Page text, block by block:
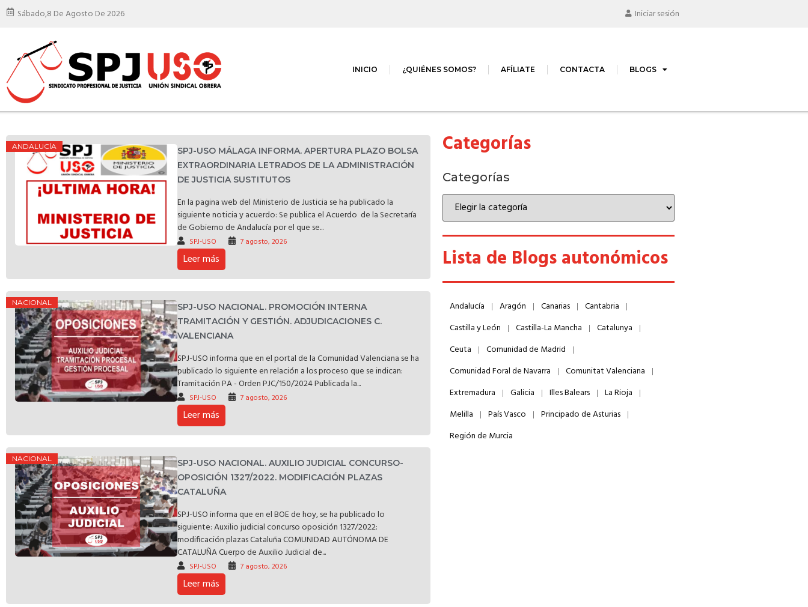
Sábado,8 De Agosto De 2026 Iniciar sesión
INICIO ¿QUIÉNES SOMOS? AFÍLIATE CONTACTA BLOGS
ANDALUCÍA
SPJ-USO MÁLAGA INFORMA. APERTURA PLAZO BOLSA
EXTRAORDINARIA LETRADOS DE LA ADMINISTRACIÓN
DE JUSTICIA SUSTITUTOS
En la pagina web del Ministerio de Justicia se ha publicado la
siguiente noticia y acuerdo: Se publica el Acuerdo de la Secretaría
de Gobierno de Andalucía por el que se...
SPJ-USO 7 agosto, 2026
Leer más
NACIONAL
SPJ-USO NACIONAL. PROMOCIÓN INTERNA
TRAMITACIÓN Y GESTIÓN. ADJUDICACIONES C.
VALENCIANA
SPJ-USO informa que en el portal de la Comunidad Valenciana se ha
publicado lo siguiente en relación a los proceso que se indican:
Tramitación PA - Orden PJC/150/2024 Publicada la...
SPJ-USO 7 agosto, 2026
Leer más
NACIONAL
SPJ-USO NACIONAL. AUXILIO JUDICIAL CONCURSO-
OPOSICIÓN 1327/2022. MODIFICACIÓN PLAZAS
CATALUÑA
SPJ-USO informa que en el BOE de hoy, se ha publicado lo
siguiente: Auxilio judicial concurso oposición 1327/2022:
modificación plazas Cataluña COMUNIDAD AUTÓNOMA DE
CATALUÑA Cuerpo de Auxilio Judicial de...
SPJ-USO 7 agosto, 2026
Leer más
Categorías
Categorías
Lista de Blogs autonómicos
Andalucía Aragón Canarias
Cantabria
Castilla y León
Castilla-La Mancha
Catalunya
Ceuta
Comunidad de Madrid
Comunidad Foral de Navarra
Comunitat Valenciana
Extremadura
Galicia Illes Balears
La Rioja
Melilla
País Vasco
Principado de Asturias
Región de Murcia